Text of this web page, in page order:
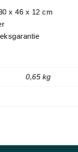
x 46 x 12 cm
0,65 kg